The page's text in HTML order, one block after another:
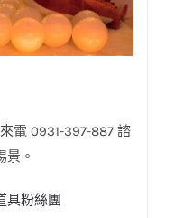
電 0931-397-887 諮
景。
具粉絲團